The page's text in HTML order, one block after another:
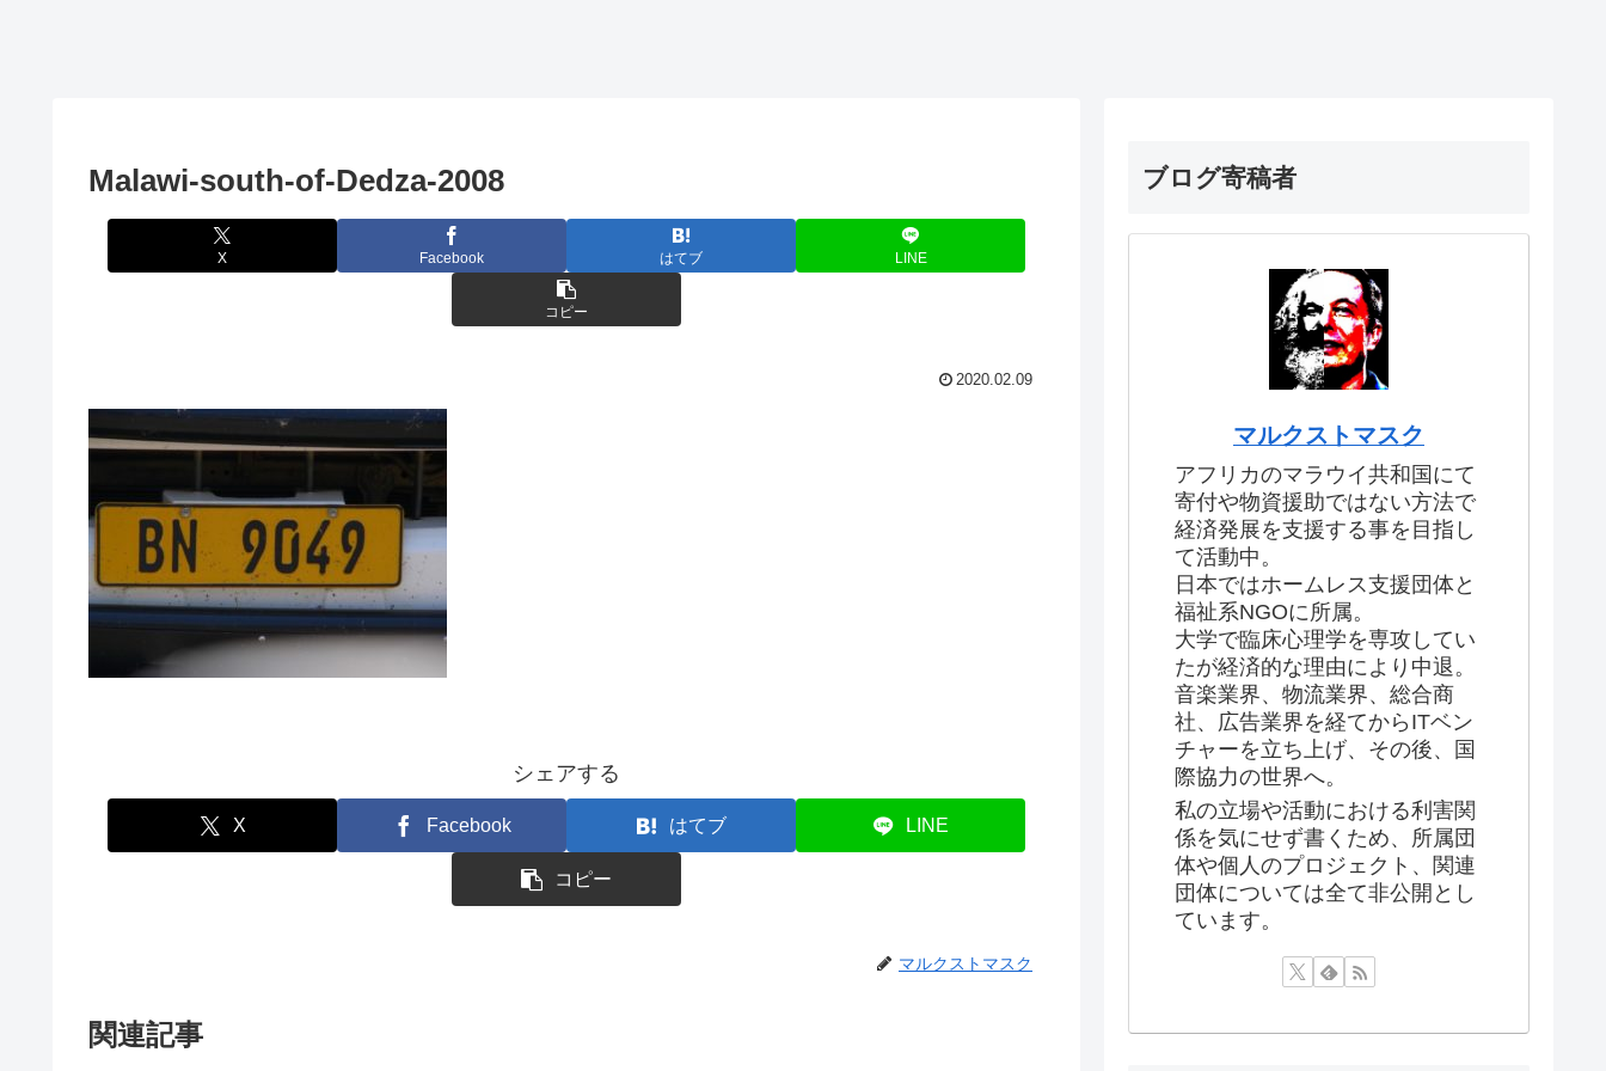
Malawi-south-of-Dedza-2008
X Facebook はてブ LINE
コピー
2020.02.09
シェアする
X Facebook はてブ LINE
コピー
マルクストマスク
関連記事
ブログ寄稿者
マルクストマスク
アフリカのマラウイ共和国にて
寄付や物資援助ではない方法で
経済発展を支援する事を目指し
て活動中。
日本ではホームレス支援団体と
福祉系NGOに所属。
大学で臨床心理学を専攻してい
たが経済的な理由により中退。
音楽業界、物流業界、総合商
社、広告業界を経てからITベン
チャーを立ち上げ、その後、国
際協力の世界へ。
私の立場や活動における利害関
係を気にせず書くため、所属団
体や個人のプロジェクト、関連
団体については全て非公開とし
ています。